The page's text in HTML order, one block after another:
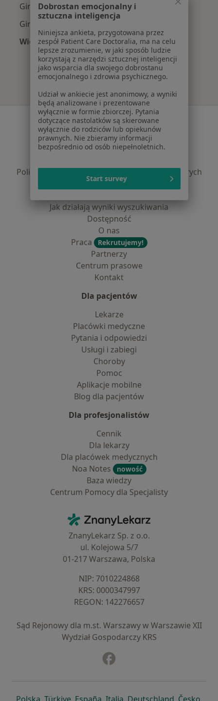
Ginekolodzy z TU Zdrowie w Krakowie
Ginekolodzy z Świat Zdrowia w Krakowie
Więcej (12)
Więcej w kategorii: Najpopularniejsze
Serwis
Regulamin
Polityka prywatności pacjentów
Polityka prywatności dla profesjonalistów, których
dane pozyskaliśmy samodzielnie
Jak działają wyniki wyszukiwania
Dostępność
O nas
Praca
Rekrutujemy!
Partnerzy
Centrum prasowe
Kontakt
Dla pacjentów
Lekarze
Placówki medyczne
Pytania i odpowiedzi
Usługi i zabiegi
Choroby
Pomoc
Aplikacje mobilne
Blog dla pacjentów
Dla profesjonalistów
Cennik
Dla lekarzy
Dla placówek medycznych
Noa Notes
nowość
Baza wiedzy
Centrum Pomocy dla Specjalisty
ZnanyLekarz - Strona główna
ZnanyLekarz Sp. z o.o.
ul. Kolejowa 5/7
01-217 Warszawa, Polska
NIP: ⁠7010224868
KRS: ⁠0000347997
REGON: ⁠142276657
Sąd Rejonowy dla m.st. Warszawy w Warszawie XII
Wydział Gospodarczy KRS
otwiera się w nowej karcie
otwiera się w nowej karcie
otwiera się w nowej karcie
otwiera się w nowej
otwiera się
Dobrostan emocjonalny i
sztuczna inteligencja
Niniejsza ankieta, przygotowana przez
zespół Patient Care Doctoralia, ma na celu
lepsze zrozumienie, w jaki sposób ludzie
korzystają z narzędzi sztucznej inteligencji
jako wsparcia dla swojego dobrostanu
emocjonalnego i zdrowia psychicznego.
Udział w ankiecie jest anonimowy, a wyniki
będą analizowane i prezentowane
wyłącznie w formie zbiorczej. Pytania
dotyczące nastolatków są skierowane
wyłącznie do rodziców lub opiekunów
prawnych. Nie zbieramy informacji
bezpośrednio od osób niepełnoletnich.
Start survey